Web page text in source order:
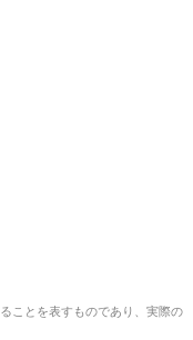
ことを表すものであり、実際の